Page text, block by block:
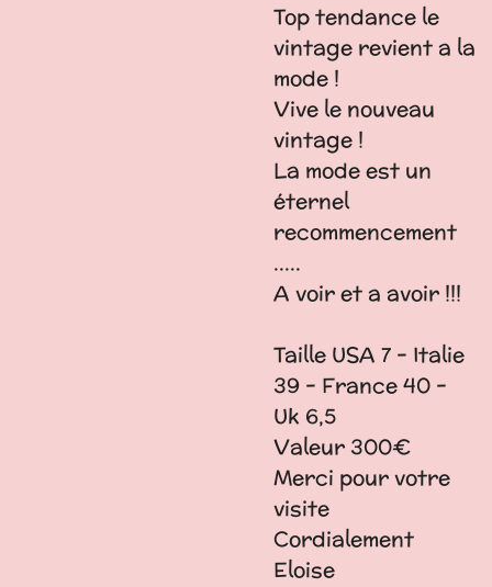
Top tendance le
vintage revient a la
mode !
Vive le nouveau
vintage !
La mode est un
éternel
recommencement
.....
A voir et a avoir !!!
Taille USA 7 - Italie
39 - France 40 -
Uk 6,5
Valeur 300€
Merci pour votre
visite
Cordialement
Eloise